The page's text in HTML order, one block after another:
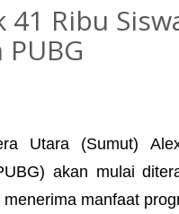
Ribu
Utara (Sumut)
akan mulai
manfaat